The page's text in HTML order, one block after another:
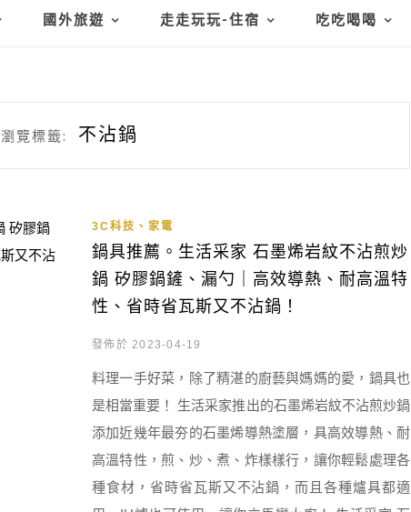
國外旅遊 走走玩玩-住宿 吃吃喝喝
瀏覽標籤: 不沾鍋
3C科技、家電
鍋具推薦。生活采家 石墨烯岩紋不沾煎炒
鍋 矽膠鍋鏟、漏勺｜高效導熱、耐高溫特
性、省時省瓦斯又不沾鍋！
發佈於 2023-04-19
料理一手好菜，除了精湛的廚藝與媽媽的愛，鍋具也
是相當重要！ 生活采家推出的石墨烯岩紋不沾煎炒鍋
添加近幾年最夯的石墨烯導熱塗層，具高效導熱、耐
高溫特性，煎、炒、煮、炸樣樣行，讓你輕鬆處理各
種食材，省時省瓦斯又不沾鍋，而且各種爐具都適